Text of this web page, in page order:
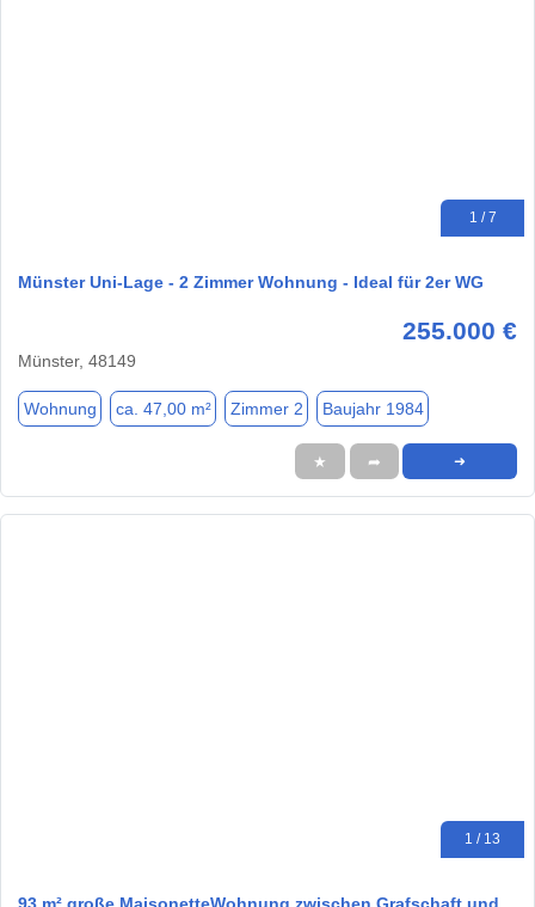
1 / 7
Münster Uni-Lage - 2 Zimmer Wohnung - Ideal für 2er WG
255.000 €
Münster, 48149
Wohnung ca. 47,00 m² Zimmer 2 Baujahr 1984
★ ➦ ➜
1 / 13